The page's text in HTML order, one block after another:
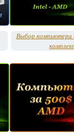
Выбор компьютера